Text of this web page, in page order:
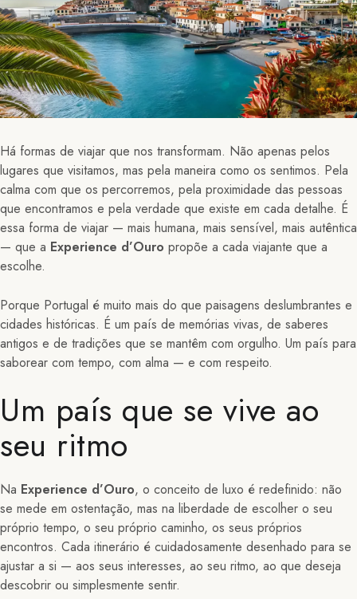
Há formas de viajar que nos transformam. Não apenas pelos
lugares que visitamos, mas pela maneira como os sentimos. Pela
calma com que os percorremos, pela proximidade das pessoas
que encontramos e pela verdade que existe em cada detalhe. É
essa forma de viajar — mais humana, mais sensível, mais autêntica
— que a Experience d’Ouro propõe a cada viajante que a
escolhe.
Porque Portugal é muito mais do que paisagens deslumbrantes e
cidades históricas. É um país de memórias vivas, de saberes
antigos e de tradições que se mantêm com orgulho. Um país para
saborear com tempo, com alma — e com respeito.
Um país que se vive ao
seu ritmo
Na Experience d’Ouro, o conceito de luxo é redefinido: não
se mede em ostentação, mas na liberdade de escolher o seu
próprio tempo, o seu próprio caminho, os seus próprios
encontros. Cada itinerário é cuidadosamente desenhado para se
ajustar a si — aos seus interesses, ao seu ritmo, ao que deseja
descobrir ou simplesmente sentir.